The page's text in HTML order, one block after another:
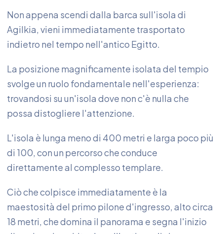
Non appena scendi dalla barca sull'isola di
Agilkia, vieni immediatamente trasportato
indietro nel tempo nell'antico Egitto.
La posizione magnificamente isolata del tempio
svolge un ruolo fondamentale nell'esperienza:
trovandosi su un'isola dove non c'è nulla che
possa distogliere l'attenzione.
L'isola è lunga meno di 400 metri e larga poco più
di 100, con un percorso che conduce
direttamente al complesso templare.
Ciò che colpisce immediatamente è la
maestosità del primo pilone d'ingresso, alto circa
18 metri, che domina il panorama e segna l'inizio